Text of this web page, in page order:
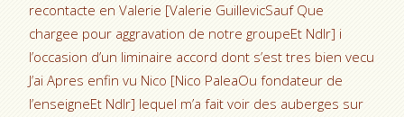
recontacte en Valerie [Valerie GuillevicSauf Que
chargee pour aggravation de notre groupeEt Ndlr] i
l’occasion d’un liminaire accord dont s’est tres bien vecu
J’ai Apres enfin vu Nico [Nico PaleaOu fondateur de
l’enseigneEt Ndlr] lequel m’a fait voir des auberges sur